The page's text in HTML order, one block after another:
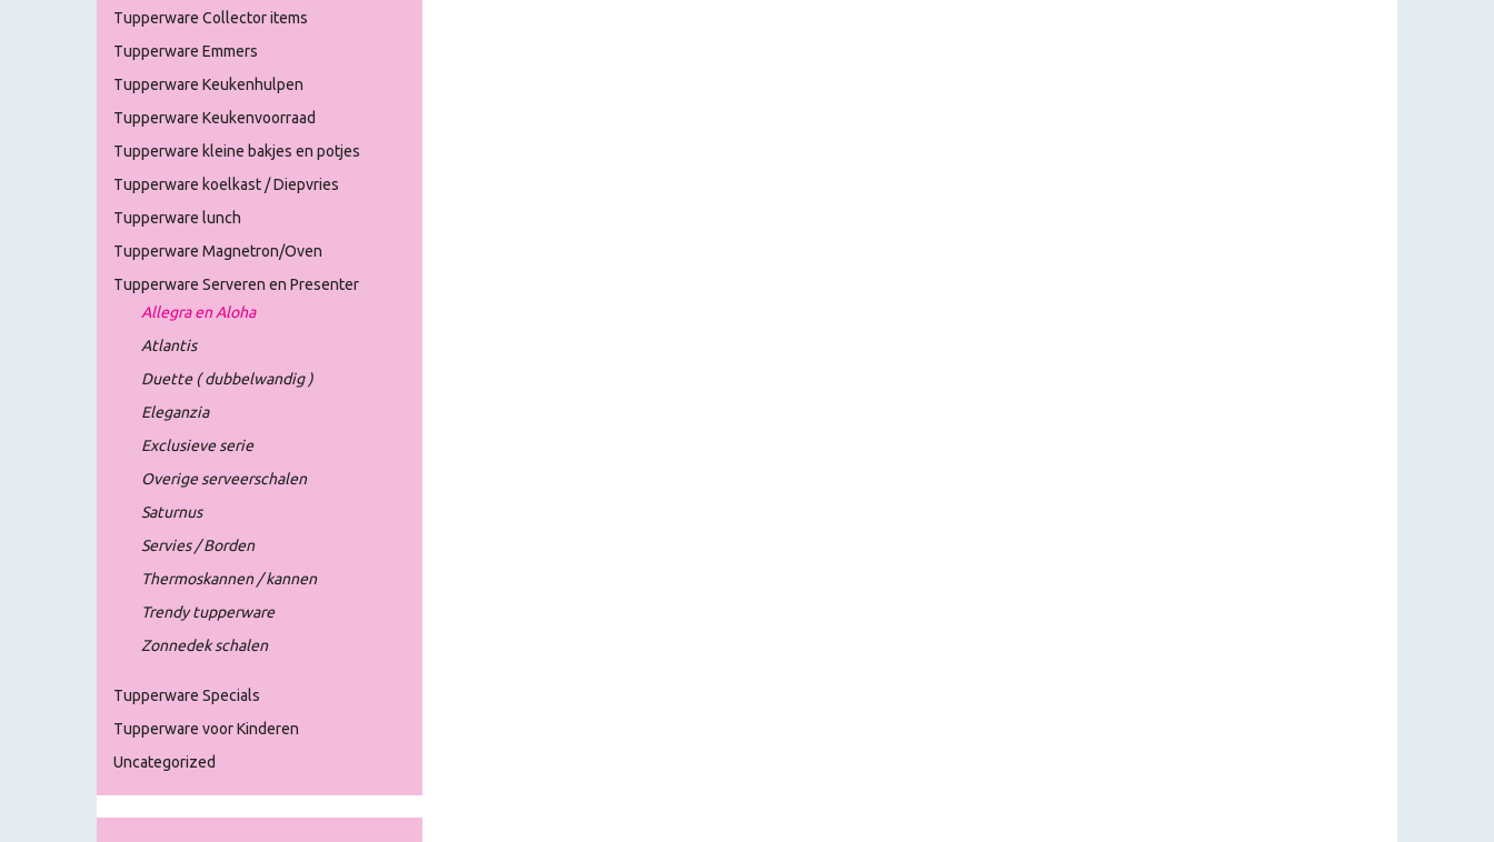
Tupperware Collector items
Tupperware Emmers
Tupperware Keukenhulpen
Tupperware Keukenvoorraad
Tupperware kleine bakjes en potjes
Tupperware koelkast / Diepvries
Tupperware lunch
Tupperware Magnetron/Oven
Tupperware Serveren en Presenter
Allegra en Aloha
Atlantis
Duette ( dubbelwandig )
Eleganzia
Exclusieve serie
Overige serveerschalen
Saturnus
Servies / Borden
Thermoskannen / kannen
Trendy tupperware
Zonnedek schalen
Tupperware Specials
Tupperware voor Kinderen
Uncategorized